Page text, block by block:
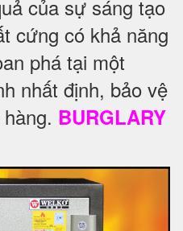
của sự sáng tạo
cứng có khả năng
phá tại một
nhất định, bảo vệ
BURGLARY